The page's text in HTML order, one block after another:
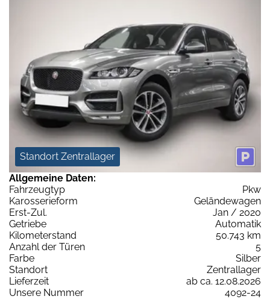
Standort Zentrallager
Allgemeine Daten:
Fahrzeugtyp
Pkw
Karosserieform
Geländewagen
Erst-Zul.
Jan / 2020
Getriebe
Automatik
Kilometerstand
50.743 km
Anzahl der Türen
5
Farbe
Silber
Standort
Zentrallager
Lieferzeit
ab ca. 12.08.2026
Unsere Nummer
4092-24